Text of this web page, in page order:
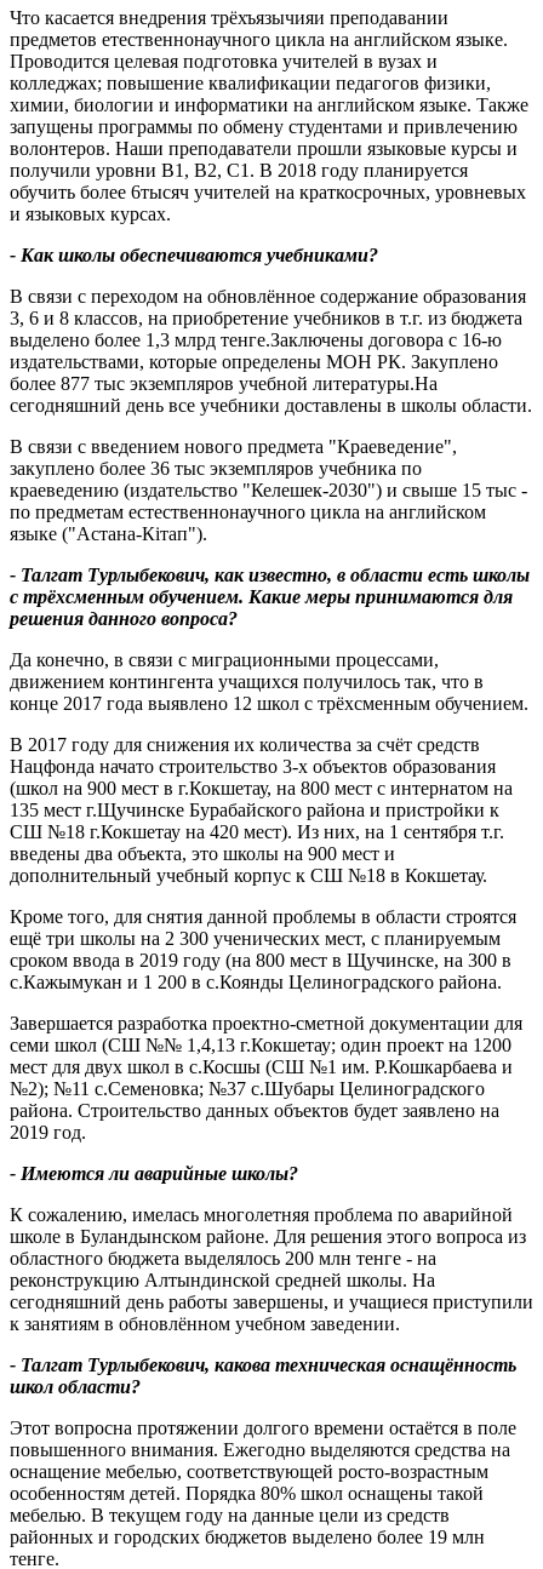
Что касается внедрения трёхъязычияи преподавании
предметов етественнонаучного цикла на английском языке.
Проводится целевая подготовка учителей в вузах и
колледжах; повышение квалификации педагогов физики,
химии, биологии и информатики на английском языке. Также
запущены программы по обмену студентами и привлечению
волонтеров. Наши преподаватели прошли языковые курсы и
получили уровни В1, В2, С1. В 2018 году планируется
обучить более 6тысяч учителей на краткосрочных, уровневых
и языковых курсах.
- Как школы обеспечиваются учебниками?
В связи с переходом на обновлённое содержание образования
3, 6 и 8 классов, на приобретение учебников в т.г. из бюджета
выделено более 1,3 млрд тенге.Заключены договора с 16-ю
издательствами, которые определены МОН РК. Закуплено
более 877 тыс экземпляров учебной литературы.На
сегодняшний день все учебники доставлены в школы области.
В связи с введением нового предмета "Краеведение",
закуплено более 36 тыс экземпляров учебника по
краеведению (издательство "Келешек-2030") и свыше 15 тыс -
по предметам естественнонаучного цикла на английском
языке ("Астана-Кітап").
- Талгат Турлыбекович, как известно, в области есть школы
с трёхсменным обучением. Какие меры принимаются для
решения данного вопроса?
Да конечно, в связи с миграционными процессами,
движением контингента учащихся получилось так, что в
конце 2017 года выявлено 12 школ с трёхсменным обучением.
В 2017 году для снижения их количества за счёт средств
Нацфонда начато строительство 3-х объектов образования
(школ на 900 мест в г.Кокшетау, на 800 мест с интернатом на
135 мест г.Щучинске Бурабайского района и пристройки к
СШ №18 г.Кокшетау на 420 мест). Из них, на 1 сентября т.г.
введены два объекта, это школы на 900 мест и
дополнительный учебный корпус к СШ №18 в Кокшетау.
Кроме того, для снятия данной проблемы в области строятся
ещё три школы на 2 300 ученических мест, с планируемым
сроком ввода в 2019 году (на 800 мест в Щучинске, на 300 в
с.Кажымукан и 1 200 в с.Коянды Целиноградского района.
Завершается разработка проектно-сметной документации для
семи школ (СШ №№ 1,4,13 г.Кокшетау; один проект на 1200
мест для двух школ в с.Косшы (СШ №1 им. Р.Кошкарбаева и
№2); №11 с.Семеновка; №37 с.Шубары Целиноградского
района. Строительство данных объектов будет заявлено на
2019 год.
- Имеются ли аварийные школы?
К сожалению, имелась многолетняя проблема по аварийной
школе в Буландынском районе. Для решения этого вопроса из
областного бюджета выделялось 200 млн тенге - на
реконструкцию Алтындинской средней школы. На
сегодняшний день работы завершены, и учащиеся приступили
к занятиям в обновлённом учебном заведении.
- Талгат Турлыбекович, какова техническая оснащённость
школ области?
Этот вопросна протяжении долгого времени остаётся в поле
повышенного внимания. Ежегодно выделяются средства на
оснащение мебелью, соответствующей росто-возрастным
особенностям детей. Порядка 80% школ оснащены такой
мебелью. В текущем году на данные цели из средств
районных и городских бюджетов выделено более 19 млн
тенге.